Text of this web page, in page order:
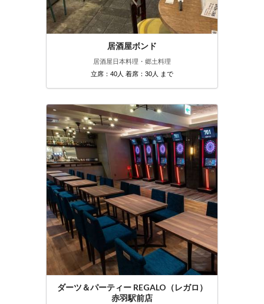
居酒屋ボンド
居酒屋日本料理・郷土料理
立席：40人 着席：30人 まで
ダーツ＆パーティー REGALO（レガロ）
赤羽駅前店